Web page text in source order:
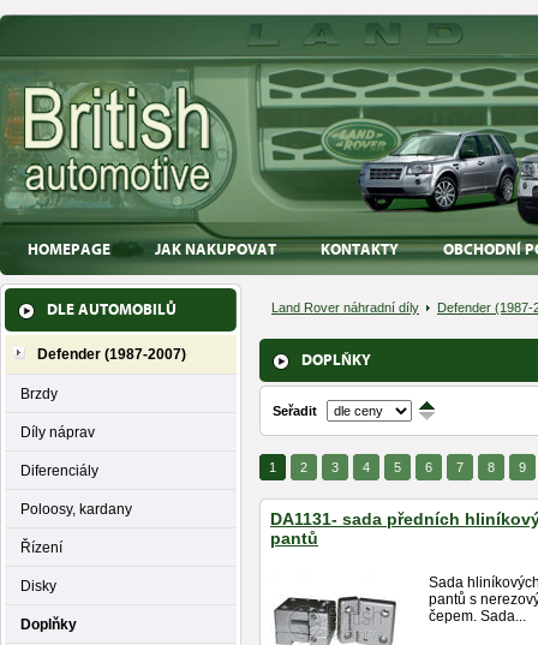
HOMEPAGE JAK NAKUPOVAT KONTAKTY OBCHODNÍ
DLE AUTOMOBILŮ
Defender (1987-2007)
Brzdy
Díly náprav
Diferenciály
Poloosy, kardany
Řízení
Disky
Doplňky
Land Rover náhradní díly Defender (1987-
DOPLŇKY
Seřadit ↑
↓
1 2 3 4 5 6 7 8 9
DA1131- sada předních
pantů
Sada
pantů s
čepem. Sada...